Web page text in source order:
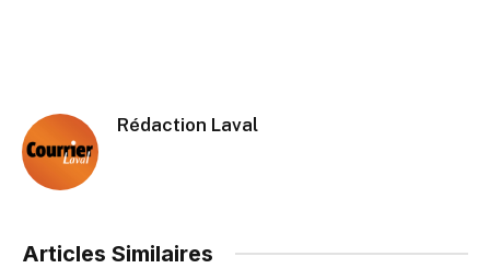
Rédaction Laval
Articles Similaires